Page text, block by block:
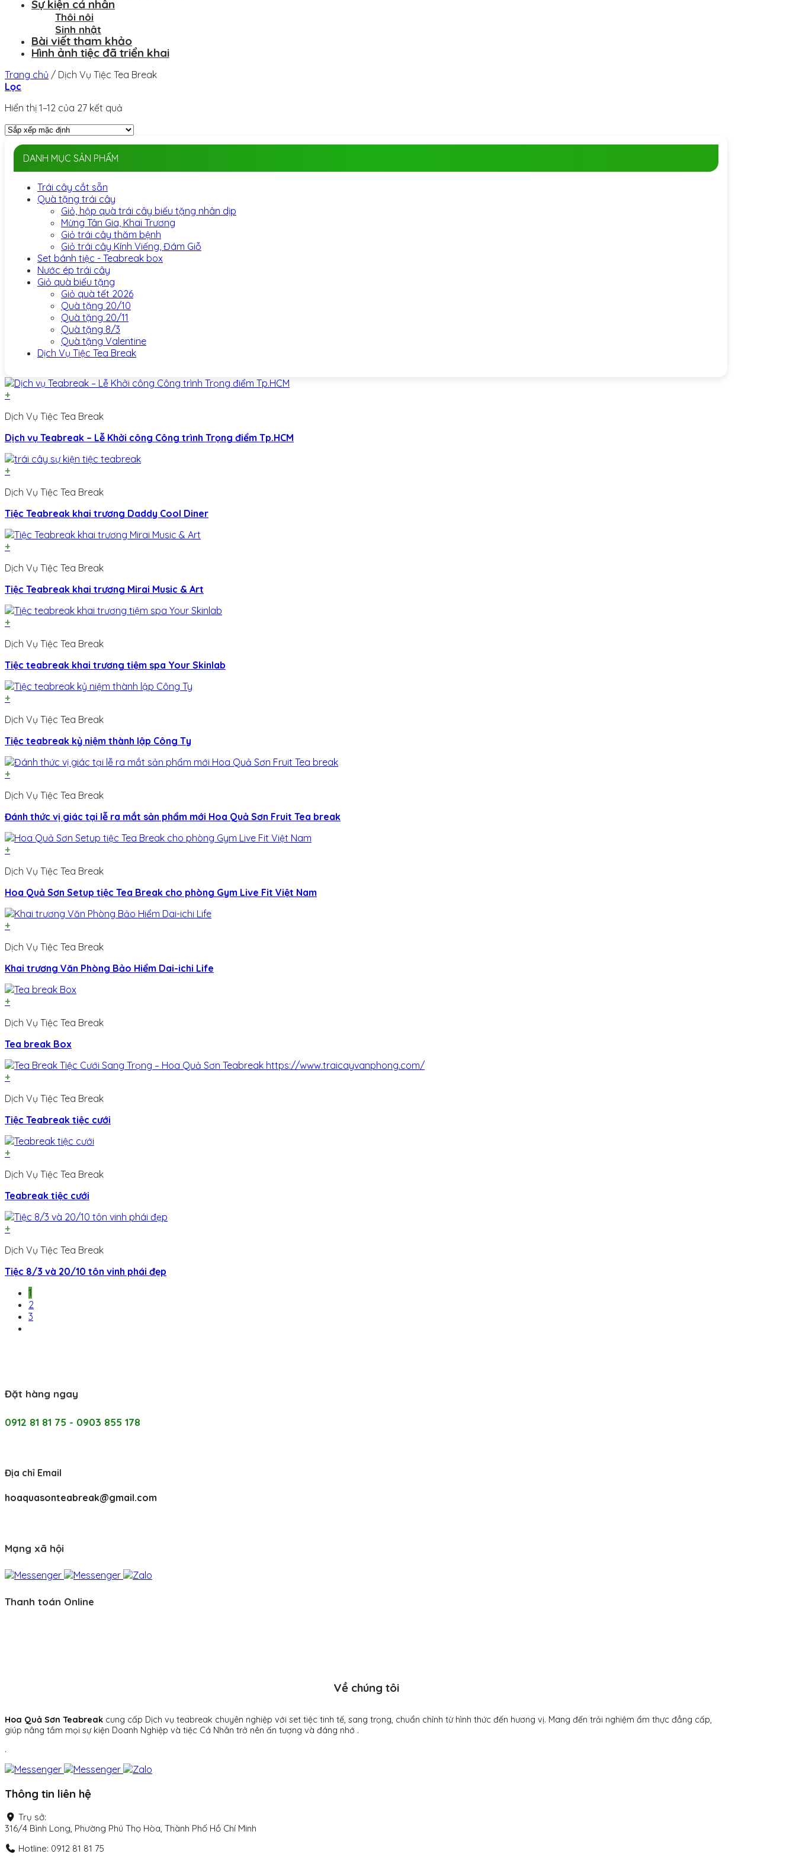
Sự kiện cá nhân
Thôi nôi
Sinh nhật
Bài viết tham khảo
Hình ảnh tiệc đã triển khai
Trang chủ / Dịch Vụ Tiệc Tea Break
Lọc
Hiển thị 1–12 của 27 kết quả
DANH MỤC SẢN PHẨM
Trái cây cắt sẵn
Quà tặng trái cây
Giỏ, hộp quà trái cây biếu tặng nhân dịp
Mừng Tân Gia, Khai Trương
Giỏ trái cây thăm bệnh
Giỏ trái cây Kính Viếng, Đám Giỗ
Set bánh tiệc - Teabreak box
Nước ép trái cây
Giỏ quà biếu tặng
Giỏ quà tết 2026
Quà tặng 20/10
Quà tặng 20/11
Quà tặng 8/3
Quà tặng Valentine
Dịch Vụ Tiệc Tea Break
+
Dịch Vụ Tiệc Tea Break
Dịch vụ Teabreak – Lễ Khởi công Công trình Trọng điểm Tp.HCM
+
Dịch Vụ Tiệc Tea Break
Tiệc Teabreak khai trương Daddy Cool Diner
+
Dịch Vụ Tiệc Tea Break
Tiệc Teabreak khai trương Mirai Music & Art
+
Dịch Vụ Tiệc Tea Break
Tiệc teabreak khai trương tiệm spa Your Skinlab
+
Dịch Vụ Tiệc Tea Break
Tiệc teabreak kỷ niệm thành lập Công Ty
+
Dịch Vụ Tiệc Tea Break
Đánh thức vị giác tại lễ ra mắt sản phẩm mới Hoa Quả Sơn Fruit Tea break
+
Dịch Vụ Tiệc Tea Break
Hoa Quả Sơn Setup tiệc Tea Break cho phòng Gym Live Fit Việt Nam
+
Dịch Vụ Tiệc Tea Break
Khai trương Văn Phòng Bảo Hiểm Dai-ichi Life
+
Dịch Vụ Tiệc Tea Break
Tea break Box
+
Dịch Vụ Tiệc Tea Break
Tiệc Teabreak tiệc cưới
+
Dịch Vụ Tiệc Tea Break
Teabreak tiệc cưới
+
Dịch Vụ Tiệc Tea Break
Tiệc 8/3 và 20/10 tôn vinh phái đẹp
1
2
3
Đặt hàng ngay
0912 81 81 75 - 0903 855 178
Địa chỉ Email
hoaquasonteabreak@gmail.com
Mạng xã hội
Thanh toán Online
Về chúng tôi
Hoa Quả Sơn Teabreak cung cấp Dịch vụ teabreak chuyên nghiệp với set tiệc tinh tế, sang trọng, chuẩn chỉnh từ hình thức đến hương vị. Mang đến trải nghiệm ẩm thực đẳng cấp,
giúp nâng tầm mọi sự kiện Doanh Nghiệp và tiệc Cá Nhân trở nên ấn tượng và đáng nhớ .
.
Thông tin liên hệ
Trụ sở:
316/4 Bình Long, Phường Phú Thọ Hòa, Thành Phố Hồ Chí Minh
Hotline: 0912 81 81 75